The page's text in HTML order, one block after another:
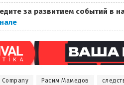
за развитием событий в
Расим Мамедов